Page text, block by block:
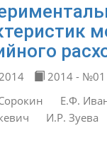
2014 - №01
Е.Ф.
И.Р. Зуева